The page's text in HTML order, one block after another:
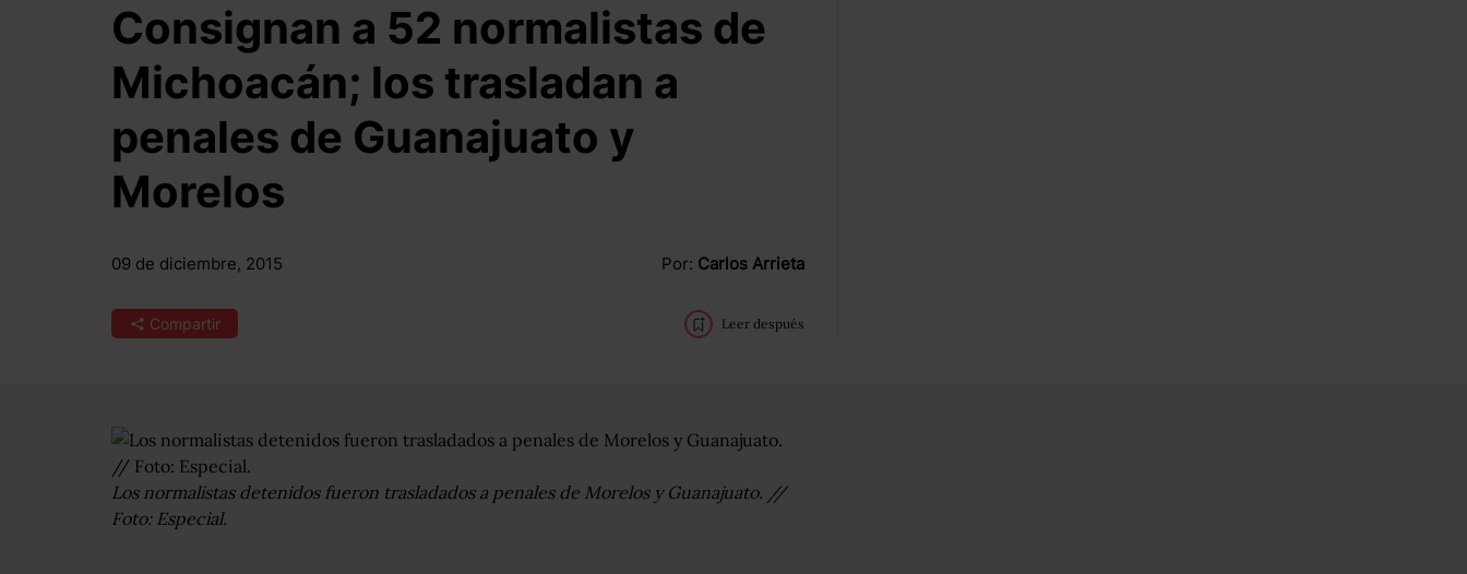
Consignan a 52 normalistas de
Michoacán; los trasladan a
penales de Guanajuato y
Morelos
09 de diciembre, 2015 Por: Carlos Arrieta
Compartir Leer después
Los normalistas detenidos fueron trasladados a penales de Morelos y Guanajuato. //
Foto: Especial.